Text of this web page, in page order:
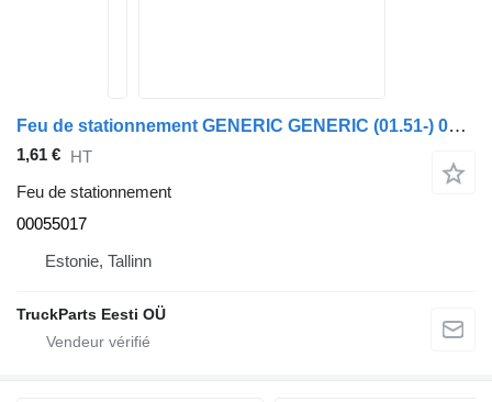
Feu de stationnement GENERIC GENERIC (01.51-) 00055017 pour tracteur routier GENERIC (01.51-)
1,61 € HT
Feu de stationnement
00055017
Estonie, Tallinn
TruckParts Eesti OÜ